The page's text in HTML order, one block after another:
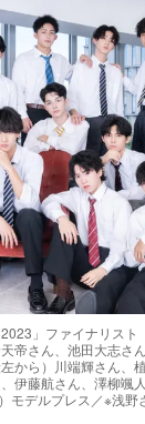
」ファイナリス
帝さん、池田大志さ
から）川端輝さん、
伊藤航さん、澤柳颯
モデルプレス／※浅野